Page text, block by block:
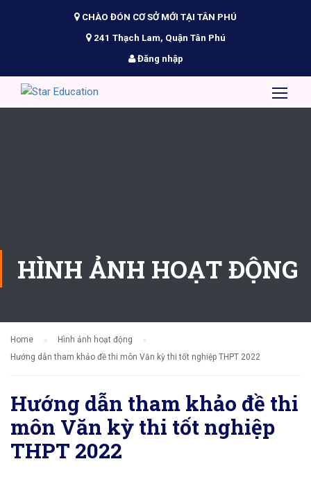
CHÀO ĐÓN CƠ SỞ MỚI TẠI TÂN PHÚ
241 Thạch Lam, Quận Tân Phú
Đăng nhập
HÌNH ẢNH HOẠT ĐỘNG
Home
Hình ảnh hoạt động
Hướng dẫn tham khảo đề thi môn Văn kỳ thi tốt nghiệp THPT 2022
Hướng dẫn tham khảo đề thi
môn Văn kỳ thi tốt nghiệp
THPT 2022